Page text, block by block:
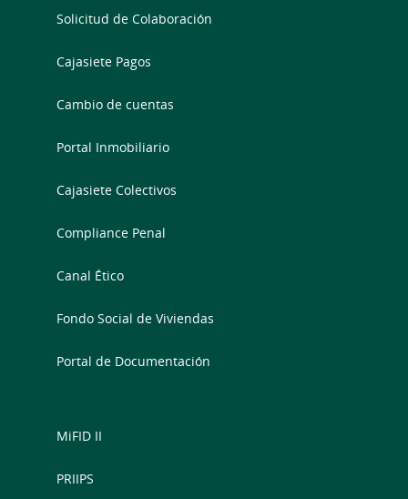
Solicitud de Colaboración
Cajasiete Pagos
Cambio de cuentas
Portal Inmobiliario
Cajasiete Colectivos
Compliance Penal
Canal Ético
Fondo Social de Viviendas
Portal de Documentación
MiFID II
PRIIPS